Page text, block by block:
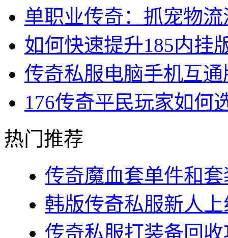
单职业传奇：抓宠物
如何快速提升185内挂
传奇私服电脑手机互
176传奇平民玩家如何
热门推荐
传奇魔血套单件和
韩版传奇私服新人
传奇私服打装备回